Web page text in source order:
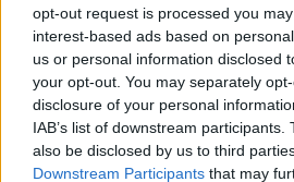
opt-out request is processed you
interest-based ads based on
us or personal information disclosed
your opt-out. You may separately
disclosure of your personal
IAB’s list of downstream
also be disclosed by us to third
Downstream Participants that may
MASSA — La tromba d'aria ha
bus in cui stava lavorando, ha divelto le
scaraventato ovunque in aria detriti e
operaio è stato colpito al capo dagli
rimasto ferito.
E' accaduto a Massa. L'operaio è un
veicoli. E' stato trasportato al pronto